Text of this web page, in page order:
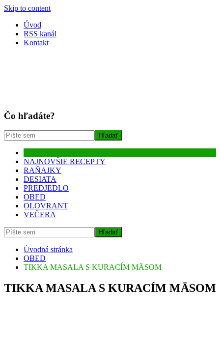
Skip to content
Úvod
RSS kanál
Kontakt
Čo hľadáte?
NAJNOVŠIE RECEPTY
RAŇAJKY
DESIATA
PREDJEDLO
OBED
OLOVRANT
VEČERA
Úvodná stránka
OBED
TIKKA MASALA S KURACÍM MÄSOM
TIKKA MASALA S KURACÍM MÄSOM